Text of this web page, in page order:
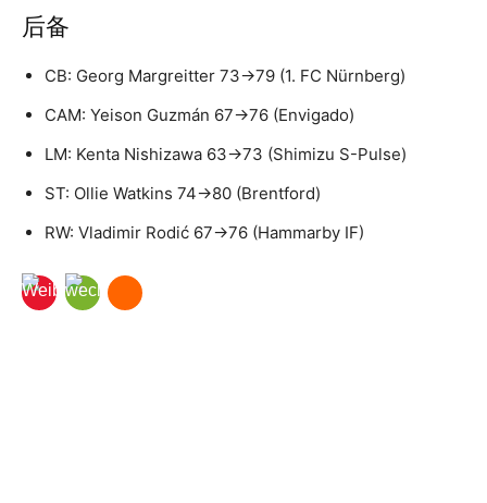
后备
CB: Georg Margreitter 73→79 (1. FC Nürnberg)
CAM: Yeison Guzmán 67→76 (Envigado)
LM: Kenta Nishizawa 63→73 (Shimizu S-Pulse)
ST: Ollie Watkins 74→80 (Brentford)
RW: Vladimir Rodić 67→76 (Hammarby IF)